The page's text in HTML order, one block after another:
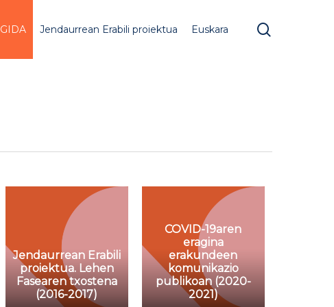
GIDA Jendaurrean Erabili proiektua Euskara
Jendaurrean Erabili
proiektua. Lehen
Fasearen txostena
(2016-2017)
COVID-19aren
eragina
erakundeen
komunikazio
publikoan (2020-
2021)